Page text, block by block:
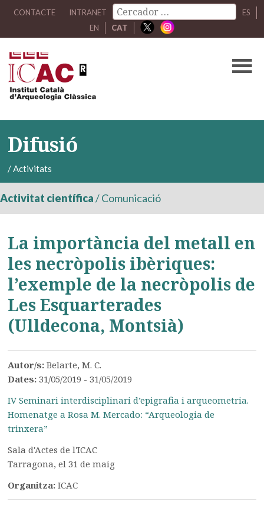
CONTACTE INTRANET
ES
EN
CAT
Difusió
/Activitats
Activitat científica/Comunicació
La importància del metall en
les necròpolis ibèriques:
l’exemple de la necròpolis de
Les Esquarterades
(Ulldecona, Montsià)
Autor/s:Belarte, M. C.
Dates:31/05/2019 - 31/05/2019
IV Seminari interdisciplinari d’epigrafia i arqueometria.
Homenatge a Rosa M. Mercado: “Arqueologia de
trinxera”
Sala d'Actes de l'ICAC
Tarragona, el 31 de maig
Organitza:ICAC